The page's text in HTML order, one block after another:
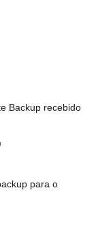
Backup recebido
para o